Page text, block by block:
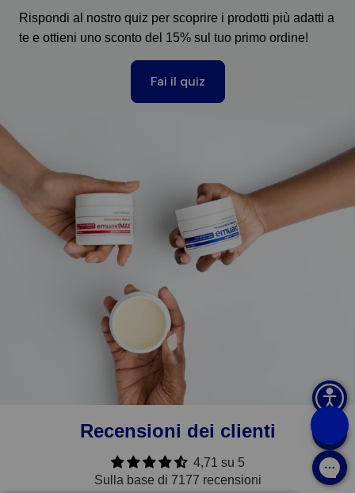
Rispondi al nostro quiz per scoprire i prodotti più adatti a
te e ottieni uno sconto del 15% sul tuo primo ordine!
Fai il quiz
Recensioni dei clienti
4,71 su 5
Sulla base di 7177 recensioni